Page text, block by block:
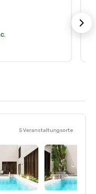
5 Veranstaltungsorte